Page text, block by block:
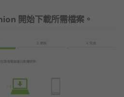
開始下載所需檔案。